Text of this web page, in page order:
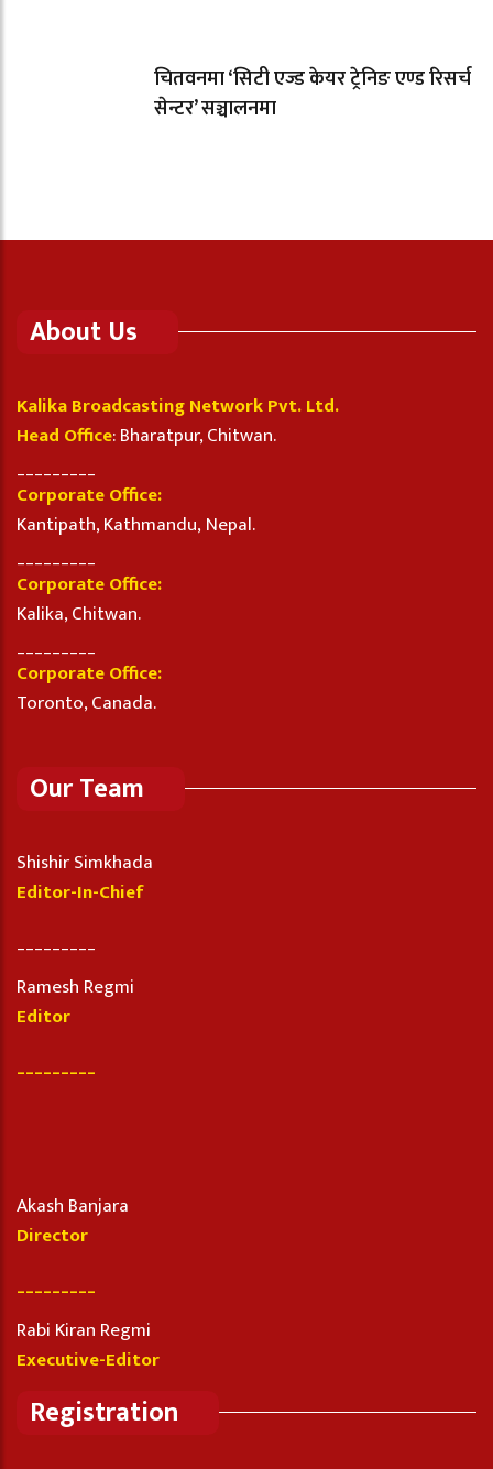
चितवनमा ‘सिटी एज्ड केयर ट्रेनिङ एण्ड रिसर्च
सेन्टर’ सञ्चालनमा
About Us
Kalika Broadcasting Network Pvt. Ltd.
Head Office: Bharatpur, Chitwan.
Corporate Office:
Kantipath, Kathmandu, Nepal.
Corporate Office:
Kalika, Chitwan.
Corporate Office:
Toronto, Canada.
Our Team
Shishir Simkhada
Editor-In-Chief
Ramesh Regmi
Editor
_________
Akash Banjara
Director
_________
Rabi Kiran Regmi
Executive-Editor
Registration